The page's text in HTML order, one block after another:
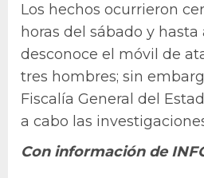
Los hechos ocurrieron
horas del sábado y hasta
desconoce el móvil de
tres hombres; sin
Fiscalía General del
a cabo las
Con información de